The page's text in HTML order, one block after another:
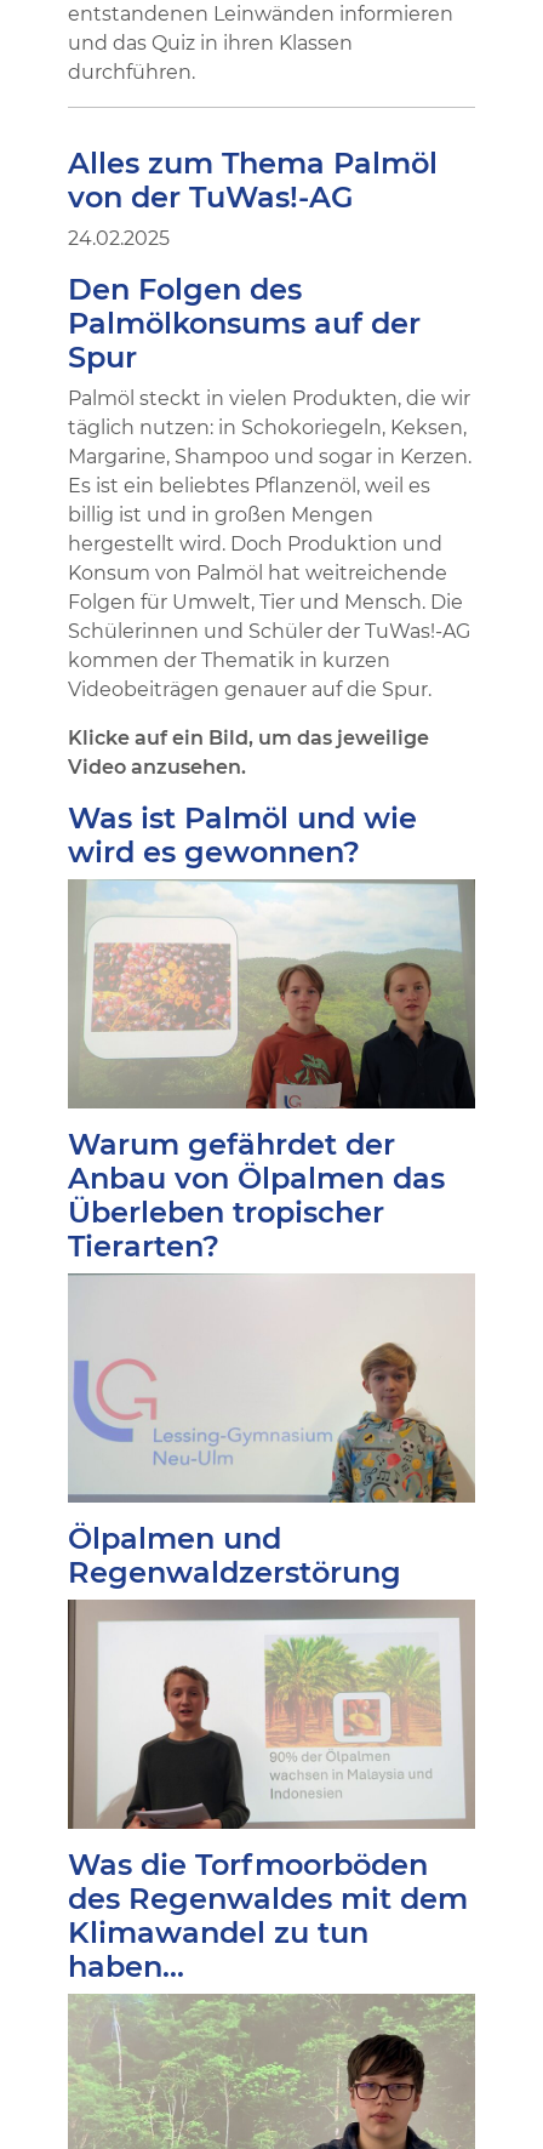
entstandenen Leinwänden informieren
und das Quiz in ihren Klassen
durchführen.
Alles zum Thema Palmöl
von der TuWas!-AG
24.02.2025
Den Folgen des
Palmölkonsums auf der
Spur
Palmöl steckt in vielen Produkten, die wir
täglich nutzen: in Schokoriegeln, Keksen,
Margarine, Shampoo und sogar in Kerzen.
Es ist ein beliebtes Pflanzenöl, weil es
billig ist und in großen Mengen
hergestellt wird. Doch Produktion und
Konsum von Palmöl hat weitreichende
Folgen für Umwelt, Tier und Mensch. Die
Schülerinnen und Schüler der TuWas!-AG
kommen der Thematik in kurzen
Videobeiträgen genauer auf die Spur.
Klicke auf ein Bild, um das jeweilige
Video anzusehen.
Was ist Palmöl und wie
wird es gewonnen?
Warum gefährdet der
Anbau von Ölpalmen das
Überleben tropischer
Tierarten?
Ölpalmen und
Regenwaldzerstörung
Was die Torfmoorböden
des Regenwaldes mit dem
Klimawandel zu tun
haben...